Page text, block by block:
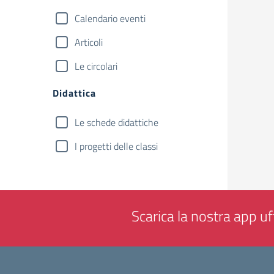
Calendario eventi
Articoli
Le circolari
Didattica
Le schede didattiche
I progetti delle classi
Scarica la nostra app